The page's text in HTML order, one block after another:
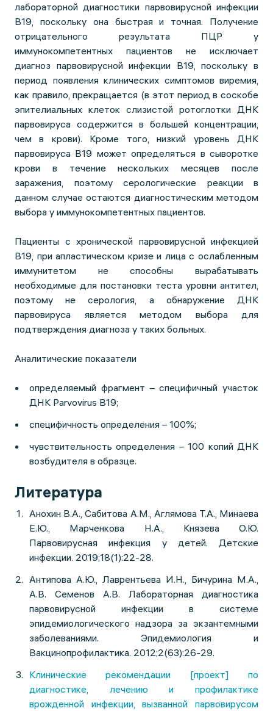
лабораторной диагностики парвовирусной инфекции
В19, поскольку она быстрая и точная. Получение
отрицательного результата ПЦР у
иммунокомпетентных пациентов не исключает
диагноз парвовирусной инфекции В19, поскольку в
период появления клинических симптомов виремия,
как правило, прекращается (в этот период в соскобе
эпителиальных клеток слизистой ротоглотки ДНК
парвовируса содержится в большей концентрации,
чем в крови). Кроме того, низкий уровень ДНК
парвовируса B19 может определяться в сыворотке
крови в течение нескольких месяцев после
заражения, поэтому серологические реакции в
данном случае остаются диагностическим методом
выбора у иммунокомпетентных пациентов.
Пациенты с хронической парвовирусной инфекцией
В19, при апластическом кризе и лица с ослабленным
иммунитетом не способны вырабатывать
необходимые для постановки теста уровни антител,
поэтому не серология, а обнаружение ДНК
парвовируса является методом выбора для
подтверждения диагноза у таких больных.
Аналитические показатели
определяемый фрагмент – специфичный участок
ДНК Parvovirus В19;
специфичность определения – 100%;
чувствительность определения – 100 копий ДНК
возбудителя в образце.
Литература
Анохин В.А., Сабитова А.М., Аглямова Т.А., Минаева
Е.Ю., Марченкова Н.А., Князева О.Ю.
Парвовирусная инфекция у детей. Детские
инфекции. 2019;18(1):22-28.
Антипова А.Ю., Лаврентьева И.Н., Бичурина М.А.,
А.В. Семенов А.В. Лабораторная диагностика
парвовирусной инфекции в системе
эпидемиологического надзора за экзантемными
заболеваниями. Эпидемиология и
Вакцинопрофилактика. 2012;2(63):26-29.
Клинические рекомендации [проект] по
диагностике, лечению и профилактике
врожденной инфекции, вызванной парвовирусом